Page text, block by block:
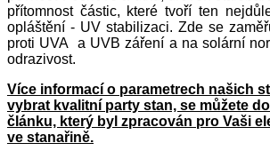
přítomnost částic, které tvoří ten
opláštění - UV stabilizaci. Zde se
proti UVA a UVB záření a na solární
odrazivost.
Více informací o parametrech našich
vybrat kvalitní party stan, se můžete
článku, který byl zpracován pro Vaši
ve stanařině.